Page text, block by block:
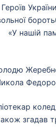
нашій
згадав